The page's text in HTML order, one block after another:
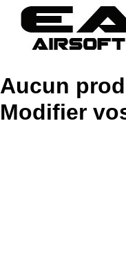
Aucun
Modifier